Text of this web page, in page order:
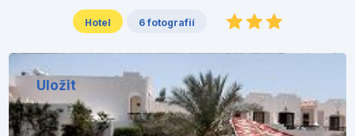
Hotel 6 fotografií
Uložit